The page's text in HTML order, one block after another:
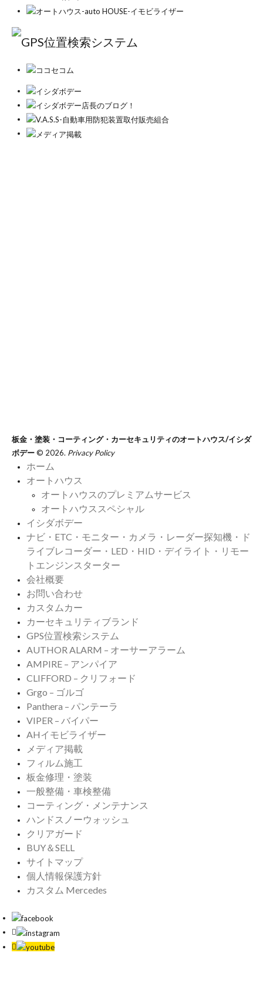
板金・塗装・コーティング・カーセキュリティのオートハウス/イシダ
ボデー© 2026. Privacy Policy
ホーム
オートハウス
オートハウスのプレミアムサービス
オートハウススペシャル
イシダボデー
ナビ・ETC・モニター・カメラ・レーダー探知機・ド
ライブレコーダー・LED・HID・デイライト・リモー
トエンジンスターター
会社概要
お問い合わせ
カスタムカー
カーセキュリティブランド
GPS位置検索システム
AUTHOR ALARM – オーサーアラーム
AMPIRE – アンパイア
CLIFFORD – クリフォード
Grgo – ゴルゴ
Panthera – パンテーラ
VIPER – バイパー
AHイモビライザー
メディア掲載
フィルム施工
板金修理・塗装
一般整備・車検整備
コーティング・メンテナンス
ハンドスノーウォッシュ
クリアガード
BUY＆SELL
サイトマップ
個人情報保護方針
カスタム Mercedes